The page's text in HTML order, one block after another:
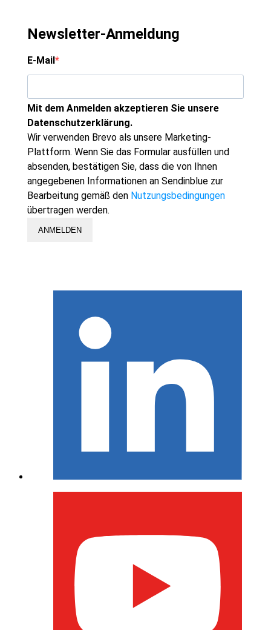
Newsletter-Anmeldung
E-Mail
Mit dem Anmelden akzeptieren Sie unsere
Datenschutzerklärung.
Wir verwenden Brevo als unsere Marketing-
Plattform. Wenn Sie das Formular ausfüllen und
absenden, bestätigen Sie, dass die von Ihnen
angegebenen Informationen an Sendinblue zur
Bearbeitung gemäß den Nutzungsbedingungen
übertragen werden.
ANMELDEN